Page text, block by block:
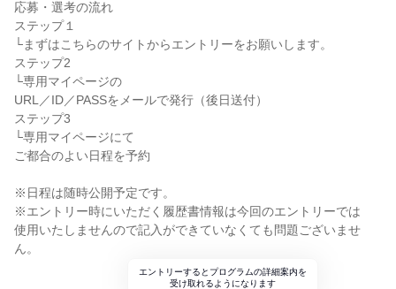
応募・選考の流れ
ステップ１
└まずはこちらのサイトからエントリーをお願いします。
ステップ2
└専用マイページの
URL／ID／PASSをメールで発行（後日送付）
ステップ3
└専用マイページにて
ご都合のよい日程を予約
※日程は随時公開予定です。
※エントリー時にいただく履歴書情報は今回のエントリーでは
使用いたしませんので記入ができていなくても問題ございませ
ん。
エントリーするとプログラムの詳細案内を
受け取れるようになります